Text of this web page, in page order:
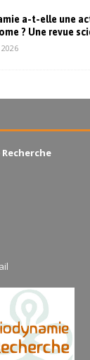
a-t-elle une
? Une revue